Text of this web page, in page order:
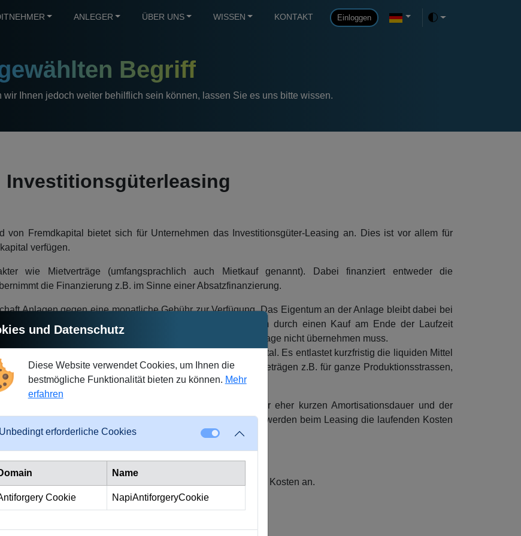
ANLEGER ÜBER UNS WISSEN KONTAKT Einloggen
Toggle theme
Begriff
Ihnen jedoch weiter behilflich sein können, lassen Sie es uns bitte wissen.
Investitionsgüterleasing
von Fremdkapital bietet sich für Unternehmen das Investitionsgüter-Leasing an. Dies ist vor allem für
verfügen.
wie Mietverträge (umfangsprachlich auch Mietkauf genannt). Dabei finanziert entweder die
die Finanzierung z.B. im Sinne einer Absatzfinanzierung.
Anlagen gegen eine monatliche Gebühr zur Verfügung. Das Eigentum an der Anlage bleibt dabei bei
enthalten, welche eine Übernahme in das Eigentum durch einen Kauf am Ende der Laufzeit
da diese in diesem Fall nach der Laufzeit die Anlage nicht übernehmen muss.
mit hohem Ertragspotential aber wenig Eigenkapital. Es entlastet kurzfristig die liquiden Mittel
von der Steuer abgezogen werden. Bei höheren Beträgen z.B. für ganze Produktionsstrassen,
Unternehmen.
ihre Raten aufgrund der Refinanzierungskosten, der eher kurzen Amortisationsdauer und der
variablen Risiko- und Gewinnzuschlag erhebt. Schliesslich werden beim Leasing die laufenden Kosten
reduziert.
Firma zu schonen. Allerdings fallen dadurch höhere laufende Kosten an.
und Datenschutz
Diese Website verwendet Cookies, um Ihnen die
bestmögliche Funktionalität bieten zu können. Mehr
erfahren
Unbedingt erforderliche Cookies
Name
Cookie NapiAntiforgeryCookie